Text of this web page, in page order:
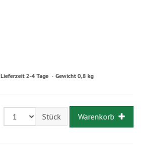
Lieferzeit 2-4 Tage Gewicht 0,8 kg
Stück Warenkorb